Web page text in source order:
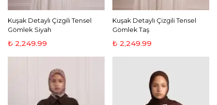
Kuşak Detaylı Çizgili Tensel
Gömlek Siyah
₺ 2,249.99
Kuşak Detaylı Çizgili Tensel
Gömlek Taş
₺ 2,249.99